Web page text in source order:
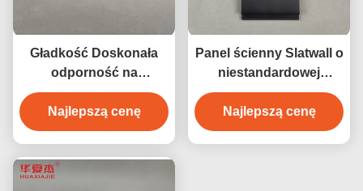
Gładkość Doskonała
odporność na
uderzenia Pvc Garage
Wall Trwałość PVC
Balck Slatwall
Najlepszą cenę
Panel ścienny Slatwall o
niestandardowej
długości, kolorowy
panel do garażu,
dekoracja ściany
Najlepszą cenę